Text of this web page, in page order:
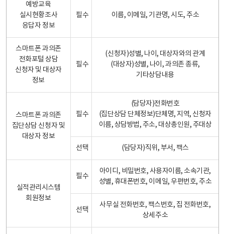
예방교육
실시현황조사
응답자 정보
필수 이름, 이메일, 기관명, 시도, 주소
스마트폰 과의존
전화포털 상담
신청자 및 대상자
정보
필수
(신청자)성별, 나이, 대상자와의 관계
(대상자)성별, 나이, 과의존 종류,
기타상담내용
스마트폰 과의존
집단상담 신청자 및
대상자 정보
필수
(담당자)전화번호
(집단상담 단체정보)단체명, 지역, 신청자
이름, 상담방법, 주소, 대상총인원, 주대상
선택 (담당자)직위, 부서, 팩스
실적관리시스템
회원정보
필수
아이디, 비밀번호, 사용자이름, 소속기관,
성별, 휴대폰번호, 이메일, 우편번호, 주소
선택
사무실 전화번호, 팩스번호, 집 전화번호,
상세주소